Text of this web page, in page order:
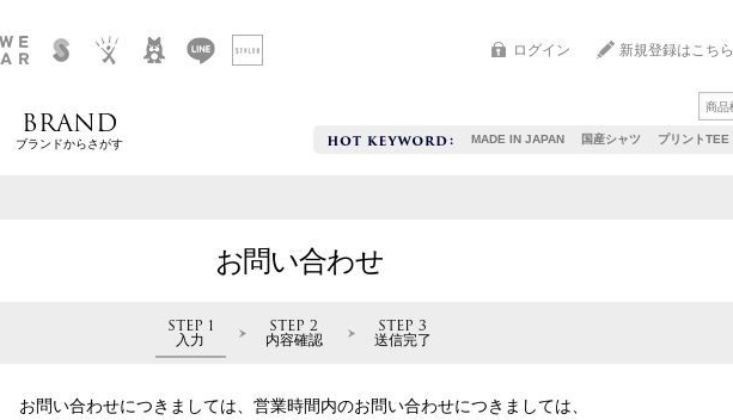
MADE IN JAPAN 国産シャツ プリントTEE
ログイン 新規登録はこちら
BRAND
ブランドからさがす
お問い合わせ
STEP 1
入力
STEP 2
内容確認
STEP 3
送信完了
お問い合わせにつきましては、営業時間内のお問い合わせにつきましては、